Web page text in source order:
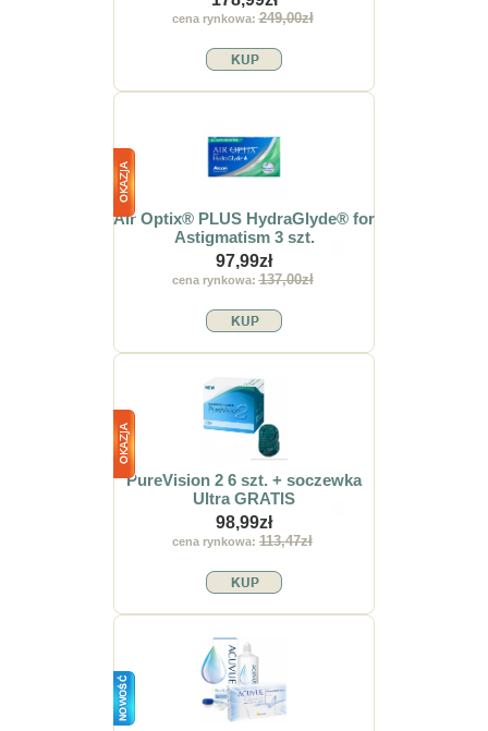
cena rynkowa:249,00zł
Air Optix® PLUS HydraGlyde® for
Astigmatism 3 szt.
97,99zł
cena rynkowa:137,00zł
PureVision 2 6 szt. + soczewka
Ultra GRATIS
98,99zł
cena rynkowa: 113,47zł